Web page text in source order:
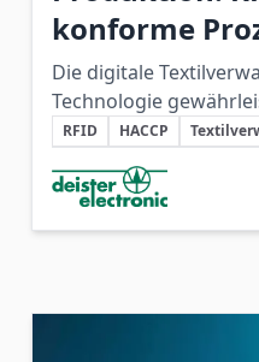
konforme
Die digitale
Technologie
und HACCP-konforme
Schlüsselthemen
RFID HACCP
Beteiligte Unternehmen